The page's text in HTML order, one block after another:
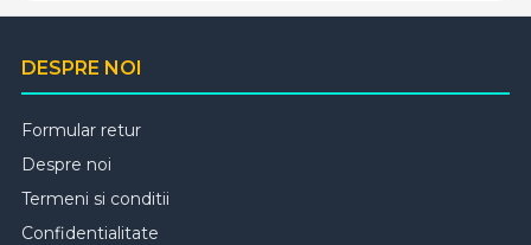
DESPRE NOI
Formular retur
Despre noi
Termeni si conditii
Confidentialitate